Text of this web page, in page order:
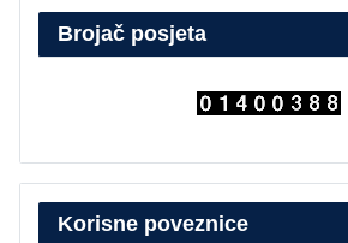
Brojač posjeta
Korisne poveznice